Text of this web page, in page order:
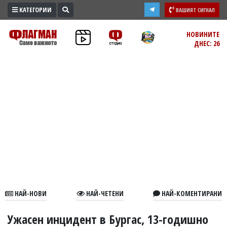
ПРОМО
ЗОНА
В
КАТЕГОРИИ ВАШИЯТ СИГНАЛ
НОВИНИТЕ
ДНЕС: 26
НАЙ-НОВИ НАЙ-ЧЕТЕНИ НАЙ-КОМЕНТИРАНИ
Ужасен инцидент в Бургас, 13-годишно